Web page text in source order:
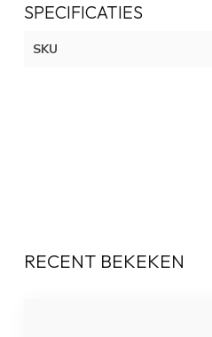
SPECIFICATIES
SKU
RECENT BEKEKEN